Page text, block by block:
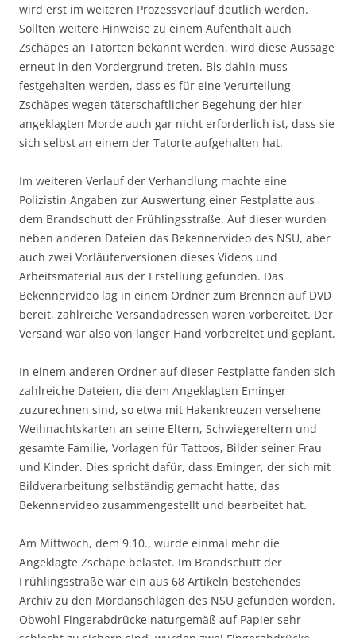
wird erst im weiteren Prozessverlauf deutlich werden.
Sollten weitere Hinweise zu einem Aufenthalt auch
Zschäpes an Tatorten bekannt werden, wird diese Aussage
erneut in den Vordergrund treten. Bis dahin muss
festgehalten werden, dass es für eine Verurteilung
Zschäpes wegen täterschaftlicher Begehung der hier
angeklagten Morde auch gar nicht erforderlich ist, dass sie
sich selbst an einem der Tatorte aufgehalten hat.
Im weiteren Verlauf der Verhandlung machte eine
Polizistin Angaben zur Auswertung einer Festplatte aus
dem Brandschutt der Frühlingsstraße. Auf dieser wurden
neben anderen Dateien das Bekennervideo des NSU, aber
auch zwei Vorläuferversionen dieses Videos und
Arbeitsmaterial aus der Erstellung gefunden. Das
Bekennervideo lag in einem Ordner zum Brennen auf DVD
bereit, zahlreiche Versandadressen waren vorbereitet. Der
Versand war also von langer Hand vorbereitet und geplant.
In einem anderen Ordner auf dieser Festplatte fanden sich
zahlreiche Dateien, die dem Angeklagten Eminger
zuzurechnen sind, so etwa mit Hakenkreuzen versehene
Weihnachtskarten an seine Eltern, Schwiegereltern und
gesamte Familie, Vorlagen für Tattoos, Bilder seiner Frau
und Kinder. Dies spricht dafür, dass Eminger, der sich mit
Bildverarbeitung selbständig gemacht hatte, das
Bekennervideo zusammengestellt und bearbeitet hat.
Am Mittwoch, dem 9.10., wurde einmal mehr die
Angeklagte Zschäpe belastet. Im Brandschutt der
Frühlingsstraße war ein aus 68 Artikeln bestehendes
Archiv zu den Mordanschlägen des NSU gefunden worden.
Obwohl Fingerabdrücke naturgemäß auf Papier sehr